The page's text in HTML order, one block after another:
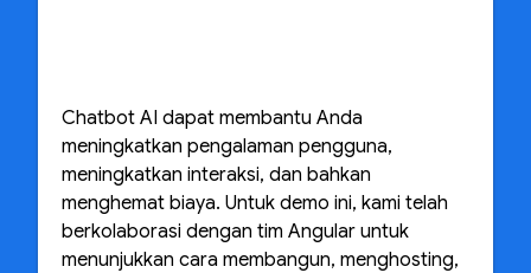
Chatbot AI dapat membantu Anda
meningkatkan pengalaman pengguna,
meningkatkan interaksi, dan bahkan
menghemat biaya. Untuk demo ini, kami telah
berkolaborasi dengan tim Angular untuk
menunjukkan cara membangun, menghosting,